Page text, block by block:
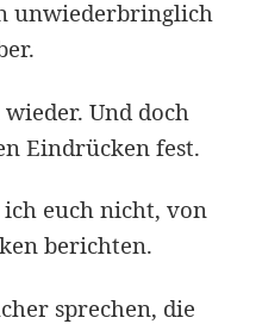
unwiederbringlich
Und doch
Eindrücken fest.
euch nicht, von
berichten.
sprechen, die